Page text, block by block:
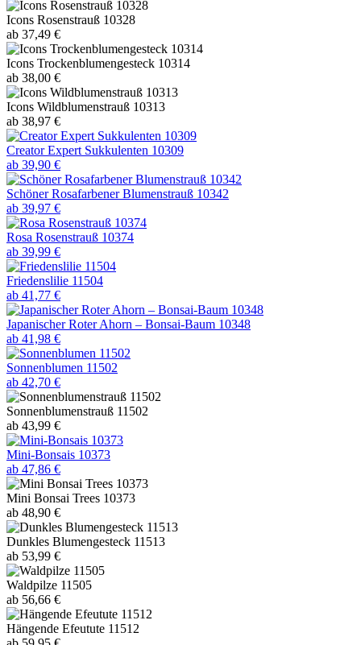
Icons Rosenstrauß 10328
ab 37,49 €
Icons Trockenblumengesteck 10314
ab 38,00 €
Icons Wildblumenstrauß 10313
ab 38,97 €
Creator Expert Sukkulenten 10309
ab 39,90 €
Schöner Rosafarbener Blumenstrauß 10342
ab 39,97 €
Rosa Rosenstrauß 10374
ab 39,99 €
Friedenslilie 11504
ab 41,77 €
Japanischer Roter Ahorn – Bonsai-Baum 10348
ab 41,98 €
Sonnenblumen 11502
ab 42,70 €
Sonnenblumenstrauß 11502
ab 43,99 €
Mini-Bonsais 10373
ab 47,86 €
Mini Bonsai Trees 10373
ab 48,90 €
Dunkles Blumengesteck 11513
ab 53,99 €
Waldpilze 11505
ab 56,66 €
Hängende Efeutute 11512